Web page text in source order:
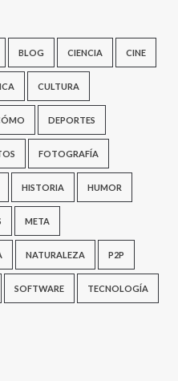
BLOG CIENCIA CINE
CULTURA
DEPORTES
FOTOGRAFÍA
HISTORIA HUMOR
META
NATURALEZA P2P
SOFTWARE TECNOLOGÍA